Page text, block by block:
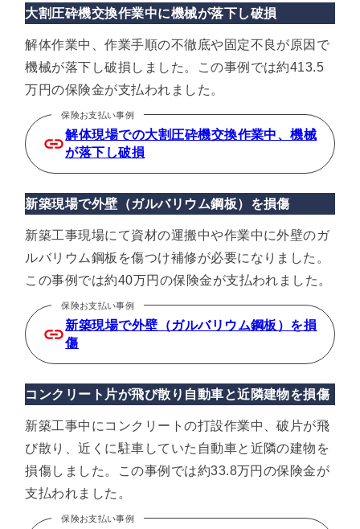
大割圧砕機交換作業中に機械が落下し破損
解体作業中、作業手順の不徹底や固定不良が原因で
機械が落下し破損しました。この事例では約413.5
万円の保険金が支払われました。
保険お支払い事例
解体現場での大割圧砕機交換作業中、機械
が落下し破損
新築現場で外壁（ガルバリウム鋼板）を損傷
新築工事現場にて資材の運搬中や作業中に外壁のガ
ルバリウム鋼板を傷つけ補修が必要になりました。
この事例では約40万円の保険金が支払われました。
保険お支払い事例
新築現場で外壁（ガルバリウム鋼板）を損
傷
コンクリート片が飛び散り自動車と近隣建物を損傷
新築工事中にコンクリートの打設作業中、破片が飛
び散り、近くに駐車していた自動車と近隣の建物を
損傷しました。この事例では約33.8万円の保険金が
支払われました。
保険お支払い事例